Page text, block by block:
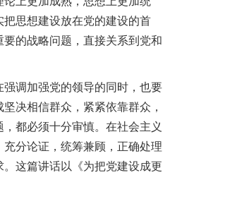
把思想建设放在党的建设的首
的战略问题，直接关系到党和
强调加强党的领导的同时，也要
决相信群众，紧紧依靠群众，
，都必须十分审慎。 在社会主义
分论证，统筹兼顾，正确处理
。 这篇讲话以《为把党建设成更